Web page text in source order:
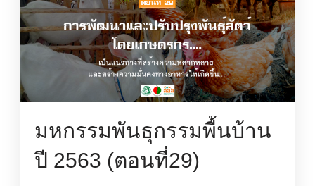
มหกรรมพันธุกรรมพื้นบ้าน
ปี 2563 (ตอนที่29)